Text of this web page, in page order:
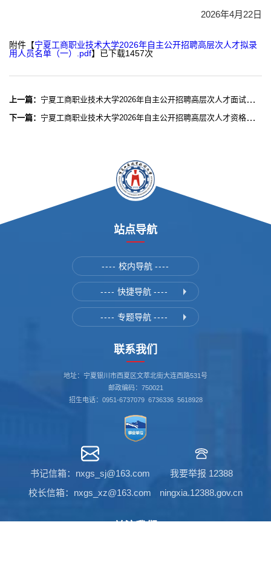
2026年4月22日
附件【宁夏工商职业技术大学2026年自主公开招聘高层次人才拟录
用人员名单（一）.pdf】已下载1457次
上一篇： 宁夏工商职业技术大学2026年自主公开招聘高层次人才面试成绩及拟体检人员公示公告（二）
下一篇： 宁夏工商职业技术大学2026年自主公开招聘高层次人才资格复审及面试公告（二）
站点导航
---- 校内导航 ----
---- 快捷导航 ----
---- 专题导航 ----
联系我们
地址：宁夏银川市西夏区文萃北街大连西路531号
邮政编码：750021
招生电话：0951-6737079 6736336 5618928
书记信箱：nxgs_sj@163.com
校长信箱：nxgs_xz@163.com
我要举报 12388
ningxia.12388.gov.cn